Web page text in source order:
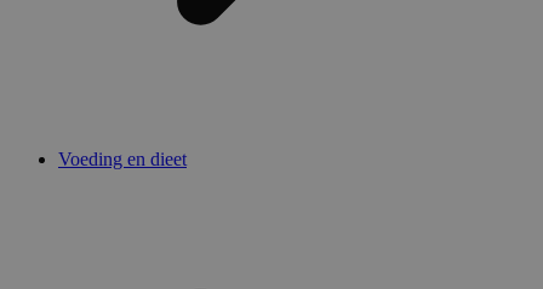
Voeding en dieet